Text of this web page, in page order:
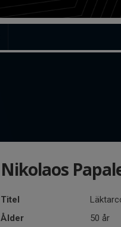
Nikolaos
Titel
Ålder
50 år